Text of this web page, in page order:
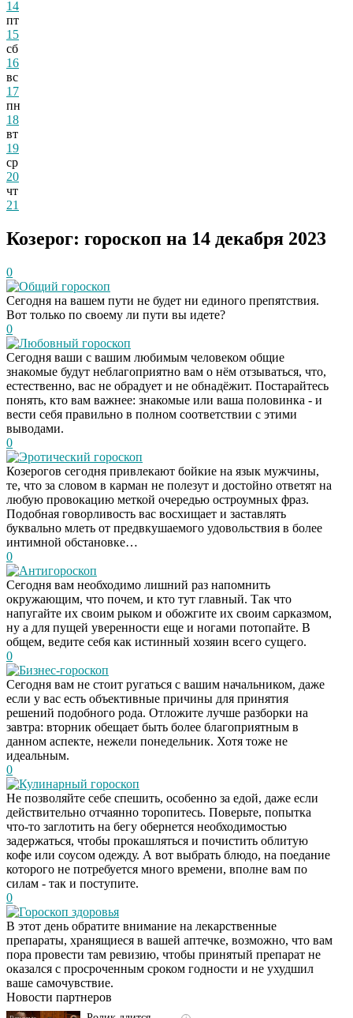
14
пт
15
сб
16
вс
17
пн
18
вт
19
ср
20
чт
21
Козерог: гороскоп на 14 декабря 2023
0
Общий гороскоп
Сегодня на вашем пути не будет ни единого препятствия.
Вот только по своему ли пути вы идете?
0
Любовный гороскоп
Сегодня ваши с вашим любимым человеком общие
знакомые будут неблагоприятно вам о нём отзываться, что,
естественно, вас не обрадует и не обнадёжит. Постарайтесь
понять, кто вам важнее: знакомые или ваша половинка - и
вести себя правильно в полном соответствии с этими
выводами.
0
Эротический гороскоп
Козерогов сегодня привлекают бойкие на язык мужчины,
те, что за словом в карман не полезут и достойно ответят на
любую провокацию меткой очередью остроумных фраз.
Подобная говорливость вас восхищает и заставлять
буквально млеть от предвкушаемого удовольствия в более
интимной обстановке…
0
Антигороскоп
Сегодня вам необходимо лишний раз напомнить
окружающим, что почем, и кто тут главный. Так что
напугайте их своим рыком и обожгите их своим сарказмом,
ну а для пущей уверенности еще и ногами потопайте. В
общем, ведите себя как истинный хозяин всего сущего.
0
Бизнес-гороскоп
Сегодня вам не стоит ругаться с вашим начальником, даже
если у вас есть объективные причины для принятия
решений подобного рода. Отложите лучше разборки на
завтра: вторник обещает быть более благоприятным в
данном аспекте, нежели понедельник. Хотя тоже не
идеальным.
0
Кулинарный гороскоп
Не позволяйте себе спешить, особенно за едой, даже если
действительно отчаянно торопитесь. Поверьте, попытка
что-то заглотить на бегу обернется необходимостью
задержаться, чтобы прокашляться и почистить облитую
кофе или соусом одежду. А вот выбрать блюдо, на поедание
которого не потребуется много времени, вполне вам по
силам - так и поступите.
0
Гороскоп здоровья
В этот день обратите внимание на лекарственные
препараты, хранящиеся в вашей аптечке, возможно, что вам
пора провести там ревизию, чтобы принятый препарат не
оказался с просроченным сроком годности и не ухудшил
ваше самочувствие.
Новости партнеров
i
Скрытая камера на
пляже Крыма: Что
люди вытворяют, когда
их не видят...
Ролик длится